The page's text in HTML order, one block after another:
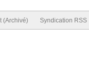
(Archivé) Syndication RSS